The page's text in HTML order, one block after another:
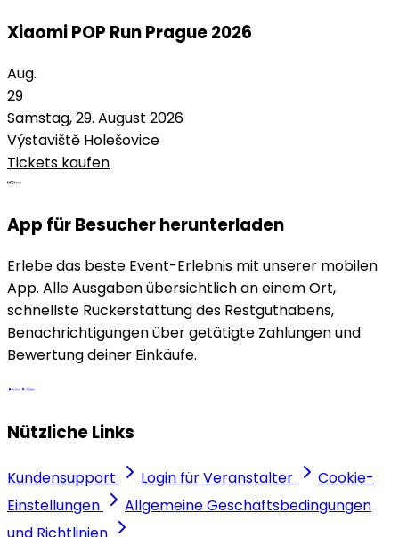
Xiaomi POP Run Prague 2026
Aug.
29
Samstag, 29. August 2026
Výstaviště Holešovice
Tickets kaufen
App für Besucher herunterladen
Erlebe das beste Event-Erlebnis mit unserer mobilen
App. Alle Ausgaben übersichtlich an einem Ort,
schnellste Rückerstattung des Restguthabens,
Benachrichtigungen über getätigte Zahlungen und
Bewertung deiner Einkäufe.
Nützliche Links
Kundensupport Login für Veranstalter
Cookie-
Einstellungen
Allgemeine Geschäftsbedingungen